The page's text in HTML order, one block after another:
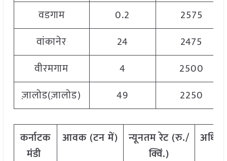
वडगाम
0.2
2575
वांकानेर
24
2475
वीरमगाम
4
2500
ज़ालोड(ज़ालोड)
49 2250
कर्नाटक
मंडी
आवक (टनमें) न्यूनतमरेट (रु./
क्विं.)